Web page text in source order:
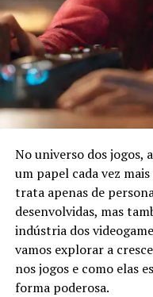
No universo dos jogos,
um papel cada vez
trata apenas de
desenvolvidas, mas
indústria dos
vamos explorar a
nos jogos e como elas
forma poderosa.